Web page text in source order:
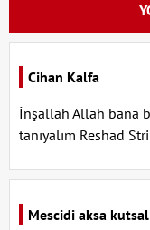
Cihan Kalfa
İnşallah Allah bana
tanıyalım Reshad
Mescidi aksa